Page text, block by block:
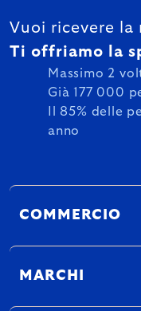
Vuoi ricevere la
Ti offriamo la
Massimo 2
Già 177 000
Il 85% delle
anno
COMMERCIO
MARCHI